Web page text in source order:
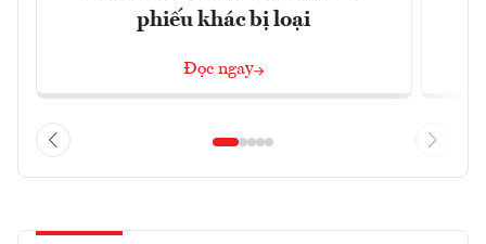
phiếu khác bị loại
Đọc ngay